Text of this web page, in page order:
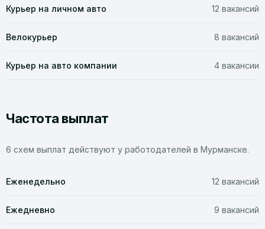
Курьер на личном авто 12 вакансий
Велокурьер 8 вакансий
Курьер на авто компании 4 вакансии
Частота выплат
6 схем выплат действуют у работодателей в Мурманске.
Еженедельно 12 вакансий
Ежедневно 9 вакансий